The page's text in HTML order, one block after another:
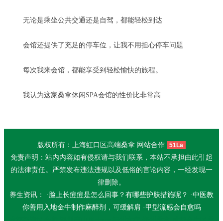
无论是乘坐公共交通还是自驾，都能轻松到达
会馆还提供了充足的停车位，让我不用担心停车问题
每次我来会馆，都能享受到轻松愉快的旅程。
我认为这家桑拿休闲SPA会馆的性价比非常高
版权所有：上海虹口区高端桑拿 网站合作 51La
免责声明：站内内容如有侵权请与我们联系，本站不承担由此引起
的法律责任。严禁发布违法违规以及低俗的言论内容，一经发现一
律删除。
养生资讯： · 脸上长痘痘是怎么回事？有哪些护肤措施呢？ ·中医教
你善用入地金牛制作麻醉剂，可缓解肩 · 甲型流感会自愈吗